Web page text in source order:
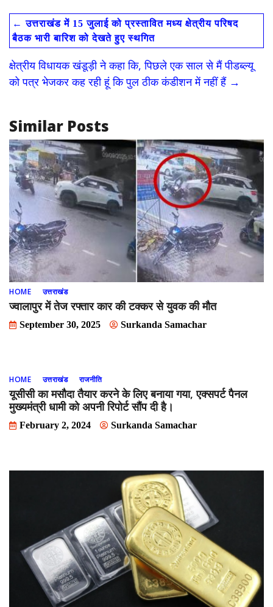
e
b
o
o
k
to
d
o
n
ai
l
ar
e
← उत्तराखंड में 15 जुलाई को प्रस्तावित मध्य क्षेत्रीय परिषद
बैठक भारी बारिश को देखते हुए स्थगित
क्षेत्रीय विधायक खंडूड़ी ने कहा कि, पिछले एक साल से मैं पीडब्ल्यू
को पत्र भेजकर कह रही हूं कि पुल ठीक कंडीशन में नहीं हैं →
Similar Posts
HOME उत्तराखंड
ज्वालापुर में तेज रफ्तार कार की टक्कर से युवक की मौत
September 30, 2025 Surkanda Samachar
HOME उत्तराखंड राजनीति
यूसीसी का मसौदा तैयार करने के लिए बनाया गया, एक्सपर्ट पैनल
मुख्यमंत्री धामी को अपनी रिपोर्ट सौंप दी है।
February 2, 2024 Surkanda Samachar